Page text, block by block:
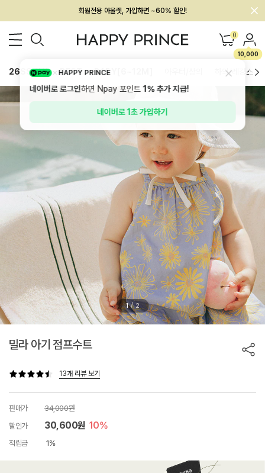
회원전용 아울렛, 가입하면 ~60% 할인!
멤버십 최대 28,000원 혜택 0
10,000
26SS 신상 BEST BABY[6~12M] 하의/레깅스
1 / 2
밀라 아기 점프수트
13개 리뷰 보기
판매가
34,000원
할인가
30,600원 10%
적립금 1%
HAPPY PRINCE
네이버로 로그인하면 Npay 포인트1%추가 지급!
네이버로 1초 가입하기